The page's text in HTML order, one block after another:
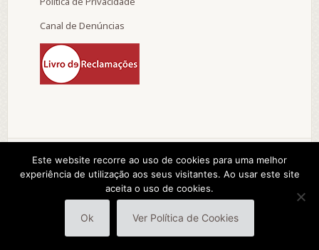
Canal de Denúncias
© 2015 A. D. Progresso e Vida da Tocha. by:
pedroferraz.com
Este website recorre ao uso de cookies para uma melhor
experiência de utilização aos seus visitantes. Ao usar este site
aceita o uso de cookies.
Ok Ver Política de Cookies